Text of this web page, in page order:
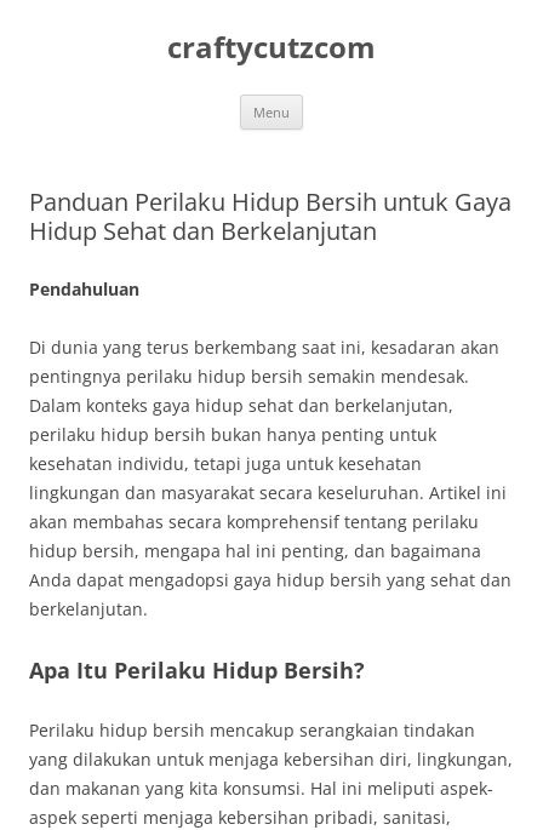
craftycutzcom
Menu
Panduan Perilaku Hidup Bersih untuk Gaya
Hidup Sehat dan Berkelanjutan
Pendahuluan
Di dunia yang terus berkembang saat ini, kesadaran akan
pentingnya perilaku hidup bersih semakin mendesak.
Dalam konteks gaya hidup sehat dan berkelanjutan,
perilaku hidup bersih bukan hanya penting untuk
kesehatan individu, tetapi juga untuk kesehatan
lingkungan dan masyarakat secara keseluruhan. Artikel ini
akan membahas secara komprehensif tentang perilaku
hidup bersih, mengapa hal ini penting, dan bagaimana
Anda dapat mengadopsi gaya hidup bersih yang sehat dan
berkelanjutan.
Apa Itu Perilaku Hidup Bersih?
Perilaku hidup bersih mencakup serangkaian tindakan
yang dilakukan untuk menjaga kebersihan diri, lingkungan,
dan makanan yang kita konsumsi. Hal ini meliputi aspek-
aspek seperti menjaga kebersihan pribadi, sanitasi,